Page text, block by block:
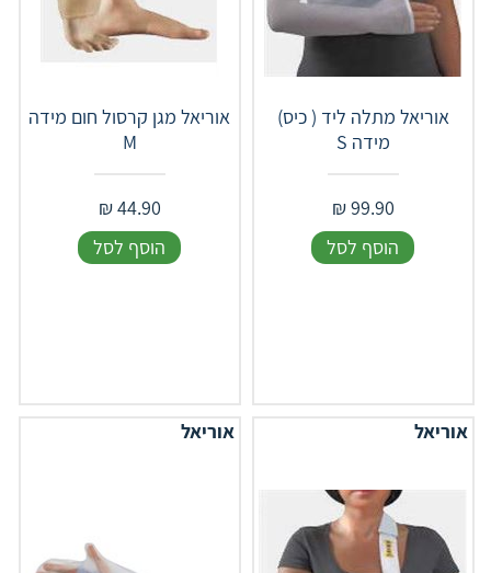
אוריאל מתלה ליד ( כיס)
מידה S
99.90
₪
הוסף לסל
אוריאל מגן קרסול חום מידה
M
44.90
₪
הוסף לסל
אוריאל אוריאל